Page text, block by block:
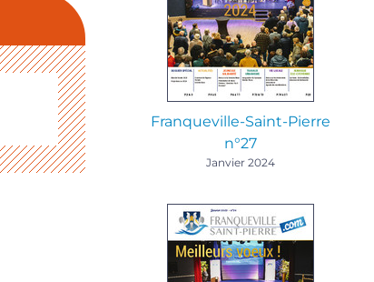
Franqueville-Saint-Pierre
n°27
Janvier 2024